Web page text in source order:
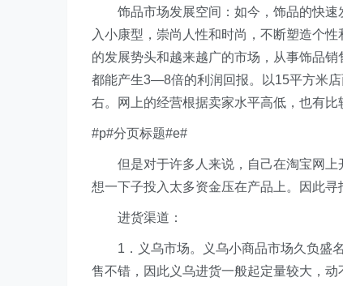
饰品市场发展空间：如今，饰品的快速
入小康型，崇尚人性和时尚，不断塑造个
的发展势头和越来越广的市场，从事饰品
都能产生3—8倍的利润回报。以15平方米
右。网上的经营根据卖家水平高低，也有比
#p#分页标题#e#
但是对于许多人来说，自己在淘宝网上
想一下子投入太多资金压在产品上。因此寻
进货渠道：
1．义乌市场。义乌小商品市场久负盛名
售不错，因此义乌进货一般起定量较大，